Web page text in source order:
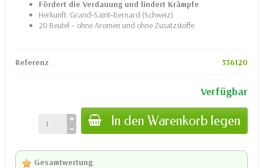
Fördert die Verdauung und lindert Krämpfe
Herkunft: Grand‑Saint‑Bernard (Schweiz)
20 Beutel – ohne Aromen und ohne Zusatzstoffe
Referenz 336120
Verfügbar
In den Warenkorb legen
Gesamtwertung: